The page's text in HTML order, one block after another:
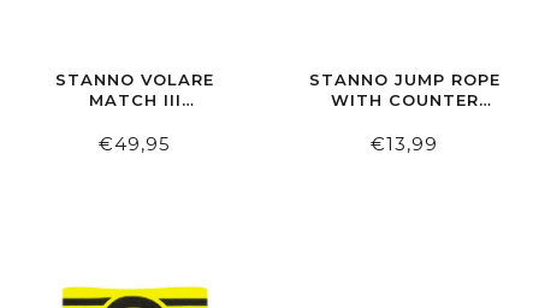
STANNO VOLARE
MATCH III
€49,95
STANNO JUMP ROPE
WITH COUNTER
€13,99